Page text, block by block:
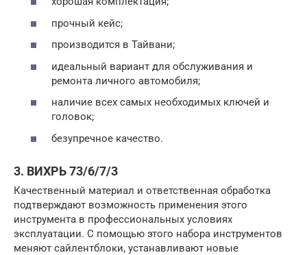
прочный кейс;
производится в Тайвани;
идеальный вариант для обслуживания и
ремонта личного автомобиля;
наличие всех самых необходимых ключей и
головок;
безупречное качество.
3. ВИХРЬ 73/6/7/3
Качественный материал и ответственная обработка
подтверждают возможность применения этого
инструмента в профессиональных условиях
эксплуатации. С помощью этого набора инструментов
меняют сайлентблоки, устанавливают новые